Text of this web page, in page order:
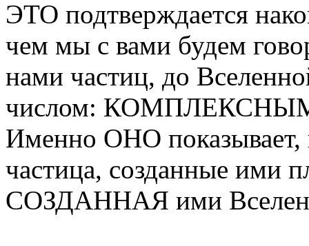
ЭТО подтверждается
чем мы с вами будем
нами частиц, до
числом:
Именно ОНО показывает,
частица, созданные ими
СОЗДАННАЯ ими